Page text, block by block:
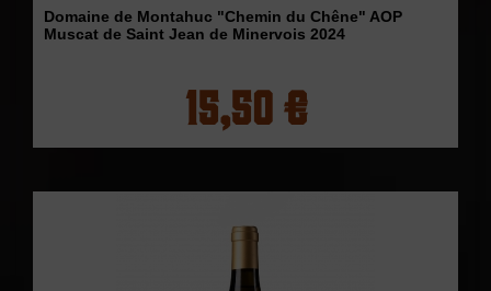
Domaine de Montahuc "Chemin du Chêne" AOP
Muscat de Saint Jean de Minervois 2024
15,50 €